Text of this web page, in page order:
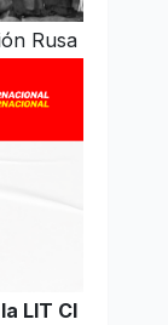
Rusa
LIT CI